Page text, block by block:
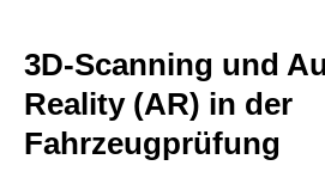
3D-Scanning und
Reality (AR) in der
Fahrzeugprüfung